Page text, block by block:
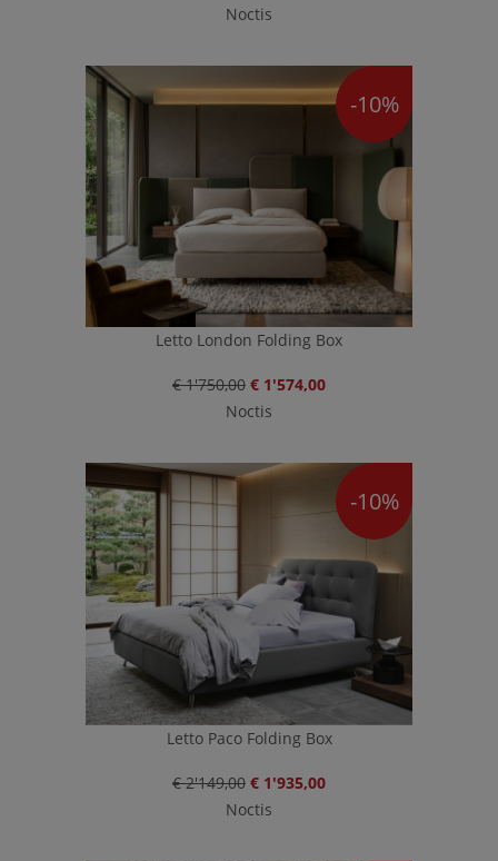
Noctis
-10%
Letto London Folding Box
€ 1'750,00 € 1'574,00
Noctis
-10%
Letto Paco Folding Box
€ 2'149,00 € 1'935,00
Noctis